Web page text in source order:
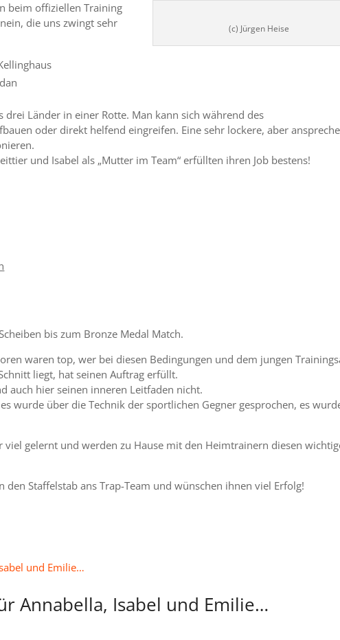
(c) Jürgen Heise
beim offiziellen Training
die uns zwingt sehr
Länder in einer Rotte. Man kann sich während des
oder direkt helfend eingreifen. Eine sehr lockere, aber
und Isabel als „Mutter im Team“ erfüllten ihren Job bestens!
bis zum Bronze Medal Match.
waren top, wer bei diesen Bedingungen und dem jungen
liegt, hat seinen Auftrag erfüllt.
auch hier seinen inneren Leitfaden nicht.
wurde über die Technik der sportlichen Gegner gesprochen, es
viel gelernt und werden zu Hause mit den Heimtrainern diesen
den Staffelstab ans Trap-Team und wünschen ihnen viel Erfolg!
Annabella, Isabel und Emilie…